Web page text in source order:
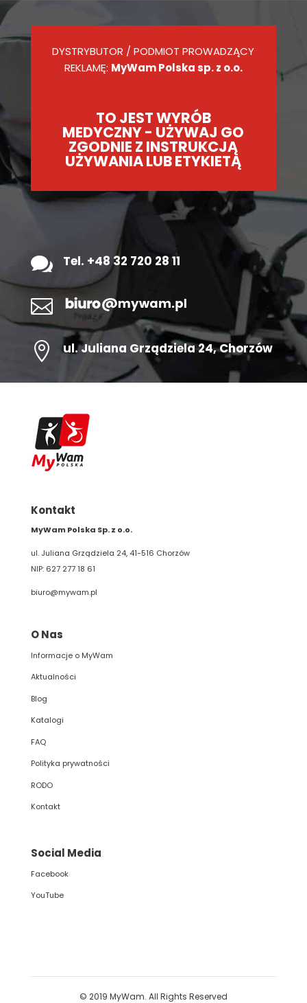
DYSTRYBUTOR / PODMIOT PROWADZĄCY
REKLAMĘ: MyWam Polska sp. z o.o.
TO JEST WYRÓB
MEDYCZNY - UŻYWAJ GO
ZGODNIE Z INSTRUKCJĄ
UŻYWANIA LUB ETYKIETĄ
 Tel. +48 32 720 28 11

 ul.Juliana Grządziela 24, Chorzów
Kontakt
MyWam Polska Sp. z o.o.
ul. Juliana Grządziela 24, 41-516 Chorzów
NIP: 627 277 18 61
biuro@mywam.pl
O Nas
Informacje o MyWam
Aktualności
Blog
Katalogi
FAQ
Polityka prywatności
RODO
Kontakt
Social Media
Facebook
YouTube
© 2019 MyWam. All Rights Reserved